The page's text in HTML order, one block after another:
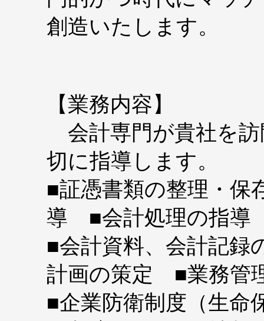
創造いたします。
【業務内容】
会計専門が貴社を
切に指導します。
■証憑書類の整理・
導 ■会計処理の指
■会計資料、会計記
計画の策定 ■業務管
■企業防衛制度（生